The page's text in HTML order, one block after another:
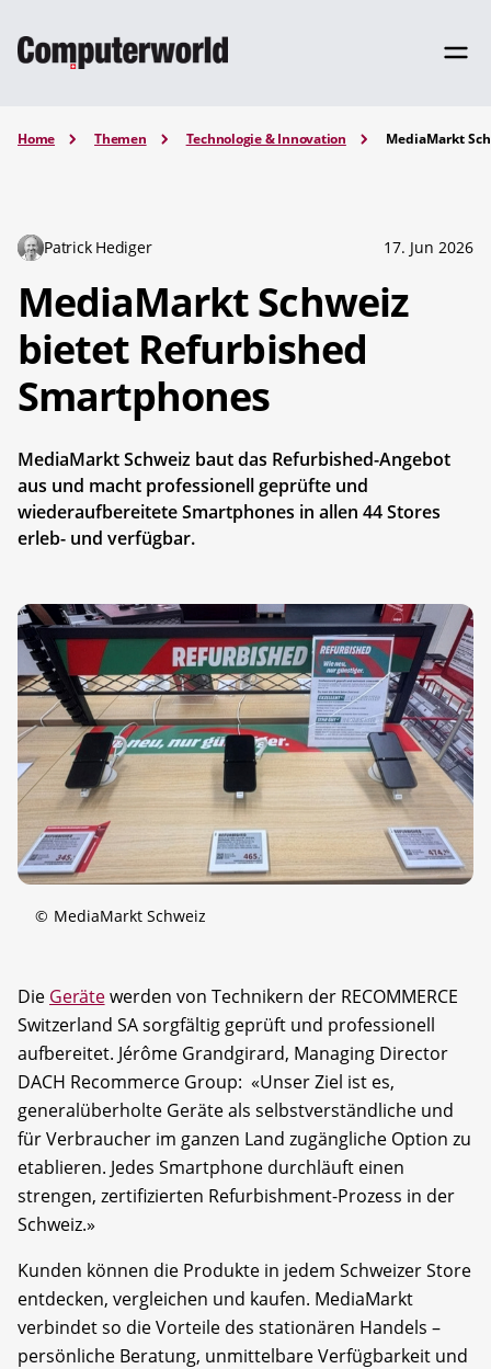
Home Themen Technologie & Innovation MediaMarkt
Patrick Hediger 17. Jun 2026
MediaMarkt Schweiz
bietet Refurbished
Smartphones
MediaMarkt Schweiz baut das Refurbished-Angebot
aus und macht professionell geprüfte und
wiederaufbereitete Smartphones in allen 44 Stores
erleb- und verfügbar.
© MediaMarkt Schweiz
Die Gerätewerden von Technikern der RECOMMERCE
Switzerland SA sorgfältig geprüft und professionell
aufbereitet. Jérôme Grandgirard, Managing Director
DACH Recommerce Group: «Unser Ziel ist es,
generalüberholte Geräte als selbstverständliche und
für Verbraucher im ganzen Land zugängliche Option zu
etablieren. Jedes Smartphone durchläuft einen
strengen, zertifizierten Refurbishment-Prozess in der
Schweiz.»
Kunden können die Produkte in jedem Schweizer Store
entdecken, vergleichen und kaufen. MediaMarkt
verbindet so die Vorteile des stationären Handels –
persönliche Beratung, unmittelbare Verfügbarkeit und